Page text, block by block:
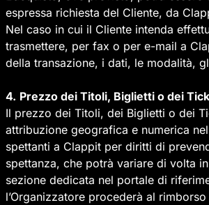
espressa richiesta del Cliente, da
Nel caso in cui il Cliente intenda
trasmettere, per fax o per e-mail a
della transazione, i dati, le modalità,
4. Prezzo dei Titoli, Biglietti o dei
Il prezzo dei Titoli, dei Biglietti o dei
attribuzione geografica e numerica
spettanti a Clappit per diritti di
spettanza, che potrà variare di volta
sezione dedicata nel portale di
l’Organizzatore procederà al